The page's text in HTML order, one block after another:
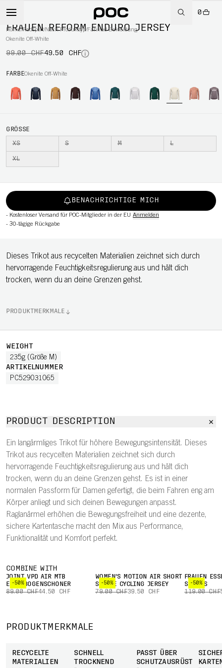
0
Home/Radsport/Nach Produkttyp/Fahrrad Bekleidung
-50%
FRAUEN REFORM ENDURO JERSEY
Okenite Off-White
99.00 CHF49.50 CHF
FARBEOkenite Off-White
GRÖSSE
XS S M L
XL
BENACHRICHTIGE MICH
- Kostenloser Versand für POC-Mitglieder in der EU Anmelden
- 30-tägige Rückgabe
Dieses Trikot aus recycelten Materialien zeichnet sich durch
hervorragende Feuchtigkeitsregulierung aus und hält dich
trocken, wenn du an deine Grenzen gehst.
PRODUKTMERKMALE
WEIGHT
235g (Größe M)
ARTIKELNUMMER
PC529031065
PRODUCT DESCRIPTION
Ein langärmliges Trikot für höhere Bewegungsintensität. Dieses
Trikot aus recycelten Materialien zeichnet sich durch
hervorragende Feuchtigkeitsregulierung aus und hält dich
trocken, wenn du an deine Grenzen gehst. Es ist in einer
normalen Passform für Damen gefertigt, die beim Fahren eng am
Körper anliegt und sich deinen Bewegungen anpasst.
Raglanärmel erhöhen die Bewegungsfreiheit und eine dezente,
sichere Kartentasche macht den Mix aus Performance,
Funktionalität und Komfort perfekt.
COMBINE WITH
-50%
JOINT VPD AIR MTB
ELLENBOGENSCHONER
89.00 CHF44.50 CHF
-50%
WOMEN'S MOTION AIR SHORT
SLEEVE CYCLING JERSEY
79.00 CHF39.50 CHF
-50%
FRAUEN
SHORTS
119.00 CHF
PRODUKTMERKMALE
RECYCELTE
MATERIALIEN
SCHNELL
TROCKNEND
PASST ÜBER
SCHUTZAUSRÜSTUNG